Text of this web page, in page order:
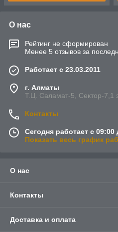
О нас
Рейтинг не сформирован
Менее 5 отзывов за
Работает с 23.03.2011
г. Алматы
Т.Ц. Саламат-5, Cектор-7,1
Контакты
Сегодня работает с 09:00
Показать весь график
О нас
Контакты
Доставка и оплата